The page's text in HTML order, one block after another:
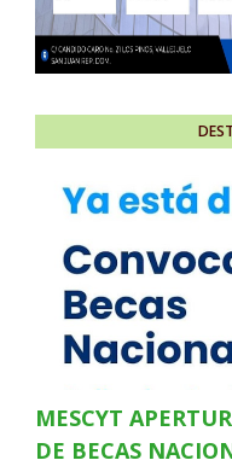
MESCYT
DE BECAS